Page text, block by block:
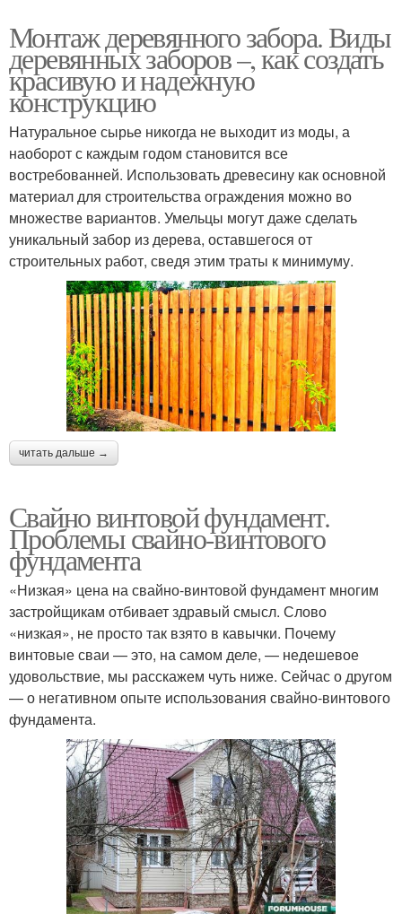
Монтаж деревянного забора. Виды
деревянных заборов –, как создать
красивую и надежную
конструкцию
Натуральное сырье никогда не выходит из моды, а
наоборот с каждым годом становится все
востребованней. Использовать древесину как основной
материал для строительства ограждения можно во
множестве вариантов. Умельцы могут даже сделать
уникальный забор из дерева, оставшегося от
строительных работ, сведя этим траты к минимуму.
читать дальше →
Свайно винтовой фундамент.
Проблемы свайно-винтового
фундамента
«Низкая» цена на свайно-винтовой фундамент многим
застройщикам отбивает здравый смысл. Слово
«низкая», не просто так взято в кавычки. Почему
винтовые сваи — это, на самом деле, — недешевое
удовольствие, мы расскажем чуть ниже. Сейчас о другом
— о негативном опыте использования свайно-винтового
фундамента.